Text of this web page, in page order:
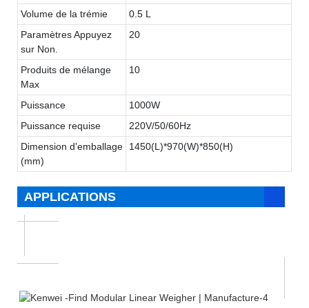
Volume de la trémie
0.5 L
Paramètres Appuyez
sur Non.
20
Produits de mélange
Max
10
Puissance
1000W
Puissance requise
220V/50/60Hz
Dimension d'emballage
(mm)
1450(L)*970(W)*850(H)
APPLICATIONS